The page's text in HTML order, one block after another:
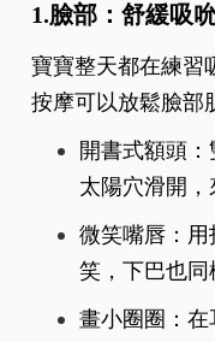
1.臉部：舒緩吸
寶寶整天都在練習
按摩可以放鬆臉部
開書式額頭
太陽穴滑開，
微笑嘴唇：
笑，下巴也同
畫小圈圈：